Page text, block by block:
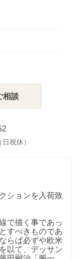
相談
祝休）
ションを入荷致
で描く事であっ
すべきものであ
らば必ずや欧米
以て、デッサン